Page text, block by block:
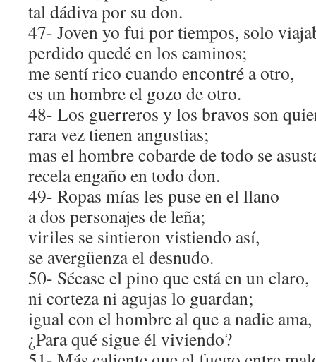
tal dádiva por su don.
47- Joven yo fui por tiempos, solo
perdido quedé en los caminos;
me sentí rico cuando encontré a otro,
es un hombre el gozo de otro.
48- Los guerreros y los bravos son
rara vez tienen angustias;
mas el hombre cobarde de todo se
recela engaño en todo don.
49- Ropas mías les puse en el llano
a dos personajes de leña;
viriles se sintieron vistiendo así,
se avergüenza el desnudo.
50- Sécase el pino que está en un claro,
ni corteza ni agujas lo guardan;
igual con el hombre al que a nadie ama,
¿Para qué sigue él viviendo?